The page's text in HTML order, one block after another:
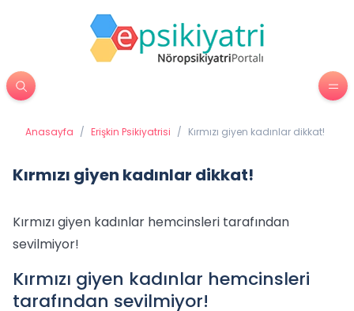
Anasayfa / Erişkin Psikiyatrisi / Kırmızı giyen kadınlar dikkat!
Kırmızı giyen kadınlar dikkat!
Kırmızı giyen kadınlar hemcinsleri tarafından
sevilmiyor!
Kırmızı giyen kadınlar hemcinsleri
tarafından sevilmiyor!